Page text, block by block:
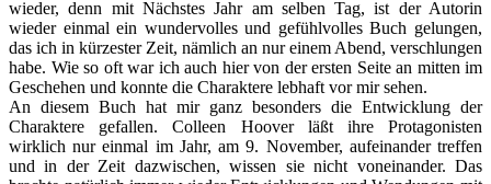
wieder, denn mit Nächstes Jahr am selben Tag, ist der Autorin
wieder einmal ein wundervolles und gefühlvolles Buch gelungen,
das ich in kürzester Zeit, nämlich an nur einem Abend, verschlungen
habe. Wie so oft war ich auch hier von der ersten Seite an mitten im
Geschehen und konnte die Charaktere lebhaft vor mir sehen.
An diesem Buch hat mir ganz besonders die Entwicklung der
Charaktere gefallen. Colleen Hoover läßt ihre Protagonisten
wirklich nur einmal im Jahr, am 9. November, aufeinander treffen
und in der Zeit dazwischen, wissen sie nicht voneinander. Das